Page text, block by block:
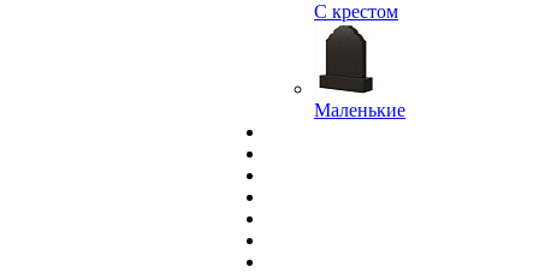
С крестом
Маленькие